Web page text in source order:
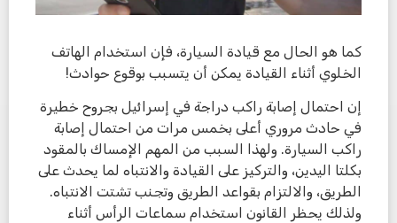
كما هو الحال مع قيادة السيارة، فإن استخدام الهاتف
الخلوي أثناء القيادة يمكن أن يتسبب بوقوع حوادث!
إن احتمال إصابة راكب دراجة في إسرائيل بجروح خطيرة
في حادث مروري أعلى بخمس مرات من احتمال إصابة
راكب السيارة. ولهذا السبب من المهم الإمساك بالمقود
بكلتا اليدين، والتركيز على القيادة والانتباه لما يحدث على
الطريق، والالتزام بقواعد الطريق وتجنب تشتت الانتباه.
ولذلك يحظر القانون استخدام سماعات الرأس أثناء